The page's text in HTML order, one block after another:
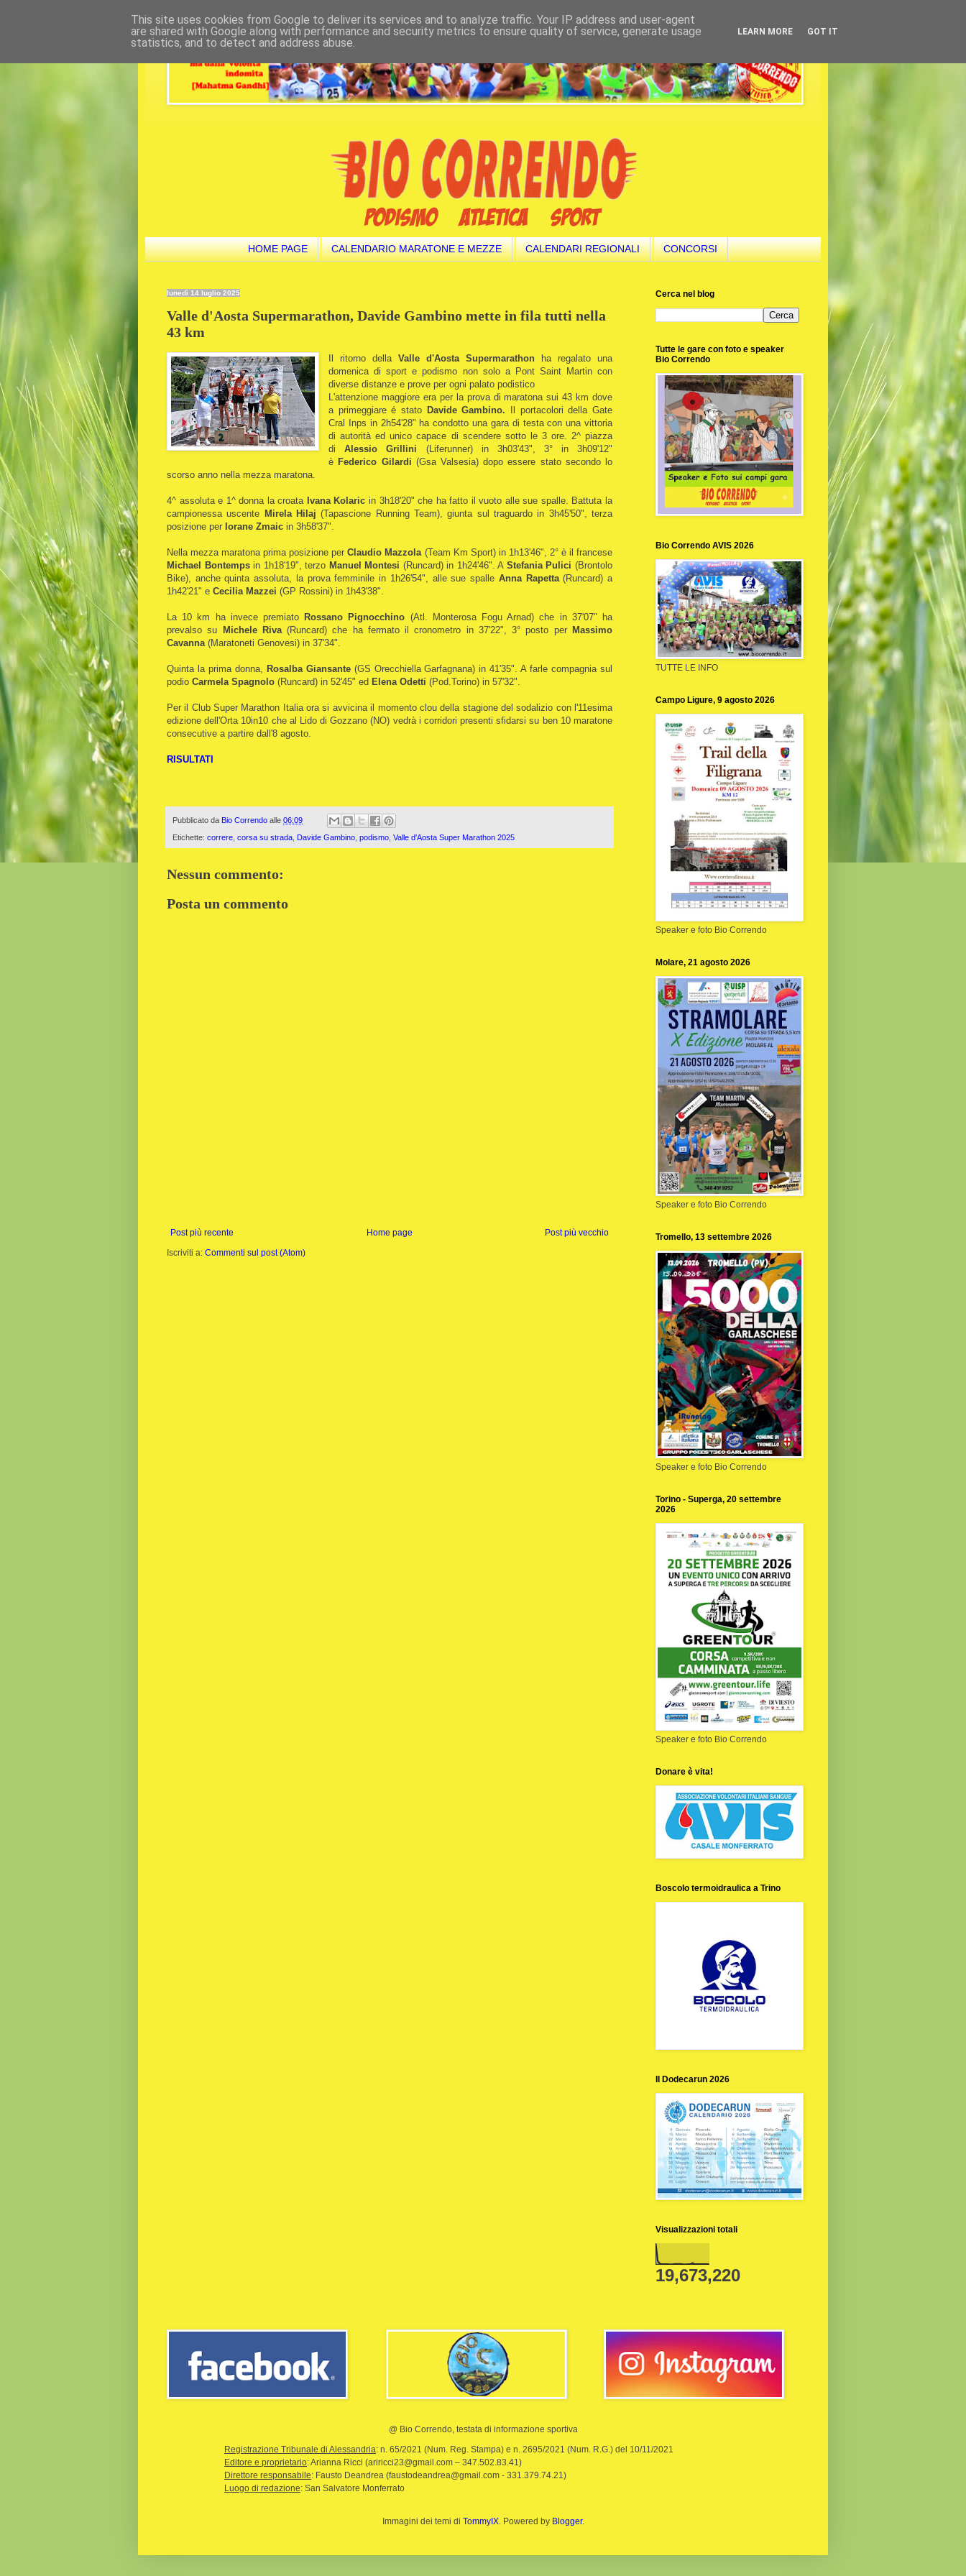
HOME PAGE CALENDARIO MARATONE E MEZZE CALENDARI REGIONALI CONCORSI
lunedì 14 luglio 2025
Valle d'Aosta Supermarathon, Davide Gambino mette in fila tutti nella
43 km
Il ritorno della Valle d'Aosta Supermarathon
ha regalato una
domenica di sport e podismo non solo a Pont Saint Martin con
diverse distanze e prove per ogni palato podistico
L'attenzione maggiore era per la prova di maratona sui 43 km dove
a primeggiare é stato Davide Gambino. Il portacolori della Gate
Cral Inps in 2h54'28" ha condotto una gara di testa con una vittoria
di autorità ed unico capace di scendere sotto le 3 ore. 2^ piazza
diAlessio Grillini (Liferunner) in 3h03'43", 3° in 3h09'12"
è Federico Gilardi (Gsa Valsesia) dopo essere stato secondo lo
scorso anno nella mezza maratona.
4^ assoluta e 1^ donna la croata Ivana Kolaric in 3h18'20" che ha fatto il vuoto alle sue spalle. Battuta la
campionessa uscente Mirela Hilaj (Tapascione Running Team), giunta sul traguardo in 3h45'50", terza
posizione per Iorane Zmaic in 3h58'37".
Nella mezza maratona prima posizione perClaudio Mazzola (Team Km Sport) in 1h13'46", 2° è il francese
Michael Bontempsin 1h18'19", terzo Manuel Montesi (Runcard) in 1h24'46". A Stefania Pulici(Brontolo
Bike), anche quinta assoluta, la prova femminile in 1h26'54", alle sue spalle Anna Rapetta(Runcard) a
1h42'21" e Cecilia Mazzei (GP Rossini) in 1h43'38".
La 10 km ha invece premiato Rossano Pignocchino (Atl. Monterosa Fogu Arnad) che in 37'07" ha
prevalso su
Michele Riva(Runcard) che ha fermato il cronometro in 37'22", 3° posto per Massimo
Cavanna (Maratoneti Genovesi) in 37'34".
Quinta la prima donna, Rosalba Giansante(GS Orecchiella Garfagnana) in 41'35". A farle compagnia sul
podio Carmela Spagnolo (Runcard) in 52'45" ed Elena Odetti (Pod.Torino) in 57'32".
Per il Club Super Marathon Italia ora si avvicina il momento clou della stagione del sodalizio con l'11esima
edizione dell'Orta 10in10 che al Lido di Gozzano (NO) vedrà i corridori presenti sfidarsi su ben 10 maratone
consecutive a partire dall'8 agosto.
RISULTATI
Pubblicato da Bio Correndo alle 06:09
Etichette: correre corsa su strada Davide Gambino podismo Valle d'Aosta Super Marathon 2025
Nessun commento:
Posta un commento
Post più recente Post più vecchio
Home page
Iscriviti a: Commenti sul post (Atom)
Cerca nel blog
Tutte le gare con foto e speaker
Bio Correndo
Bio Correndo AVIS 2026
TUTTE LE INFO
Campo Ligure, 9 agosto 2026
Speaker e foto Bio Correndo
Molare, 21 agosto 2026
Speaker e foto Bio Correndo
Tromello, 13 settembre 2026
Speaker e foto Bio Correndo
Torino - Superga, 20 settembre
2026
Speaker e foto Bio Correndo
Donare è vita!
Boscolo termoidraulica a Trino
Il Dodecarun 2026
Visualizzazioni totali
19,673,220
@ Bio Correndo, testata di informazione sportiva
Registrazione Tribunale di Alessandria: n. 65/2021 (Num. Reg. Stampa) e n. 2695/2021 (Num. R.G.) del 10/11/2021
Editore e proprietario: Arianna Ricci (ariricci23@gmail.com – 347.502.83.41)
Direttore responsabile: Fausto Deandrea (faustodeandrea@gmail.com - 331.379.74.21)
Luogo di redazione: San Salvatore Monferrato
Immagini dei temi di TommyIX. Powered by Blogger.
This site uses cookies from Google to deliver its services and to analyze traffic. Your IP address and user-agent
are shared with Google along with performance and security metrics to ensure quality of service, generate usage
statistics, and to detect and address abuse.
LEARN MORE GOT IT